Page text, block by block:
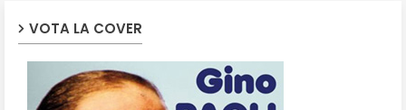
VOTA LA COVER